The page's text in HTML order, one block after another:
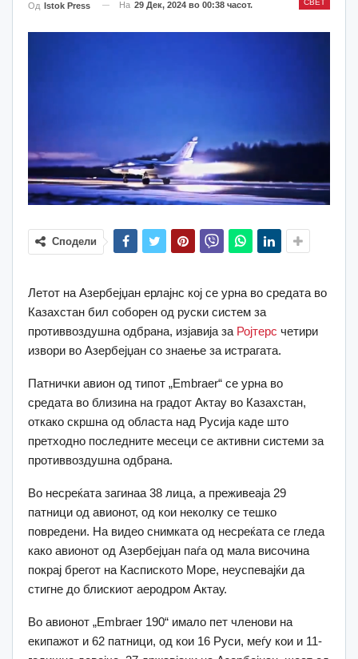
Од Istok Press На 29 Дек, 2024 во 00:38 часот.
Сподели
Летот на Азербејџан ерлајнс кој се урна во средата во
Казахстан бил соборен од руски систем за
противвоздушна одбрана, изјавија за Ројтерс четири
извори во Азербејџан со знаење за истрагата.
Патнички авион од типот „Embraer“ се урна во
средата во близина на градот Актау во Казахстан,
откако скршна од областа над Русија каде што
претходно последните месеци се активни системи за
противвоздушна одбрана.
Во несреќата загинаа 38 лица, а преживеаја 29
патници од авионот, од кои неколку се тешко
повредени. На видео снимката од несреќата се гледа
како авионот од Азербејџан паѓа од мала височина
покрај брегот на Каспиското Море, неуспевајќи да
стигне до блискиот аеродром Актау.
Во авионот „Embraer 190“ имало пет членови на
екипажот и 62 патници, од кои 16 Руси, меѓу кои и 11-